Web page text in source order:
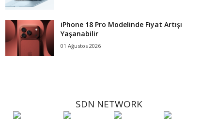
iPhone 18 Pro Modelinde Fiyat Artışı
Yaşanabilir
01 Ağustos 2026
SDN NETWORK